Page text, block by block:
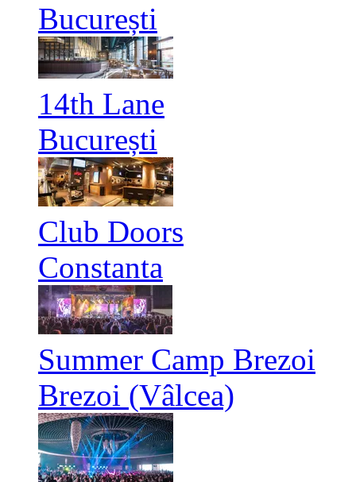
București
14th Lane
București
Club Doors
Constanta
Summer Camp Brezoi
Brezoi (Vâlcea)